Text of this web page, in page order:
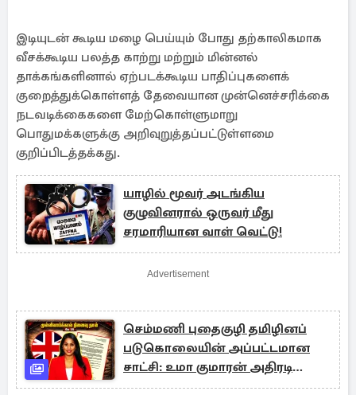
இடியுடன் கூடிய மழை பெய்யும் போது தற்காலிகமாக
வீசக்கூடிய பலத்த காற்று மற்றும் மின்னல்
தாக்கங்களினால் ஏற்படக்கூடிய பாதிப்புகளைக்
குறைத்துக்கொள்ளத் தேவையான முன்னெச்சரிக்கை
நடவடிக்கைகளை மேற்கொள்ளுமாறு
பொதுமக்களுக்கு அறிவுறுத்தப்பட்டுள்ளமை
குறிப்பிடத்தக்கது.
யாழில் மூவர் அடங்கிய
குழுவினரால் ஒருவர் மீது
சரமாரியான வாள் வெட்டு!
Advertisement
செம்மணி புதைகுழி தமிழினப்
படுகொலையின் அப்பட்டமான
சாட்சி: உமா குமாரன் அதிரடி
அறிக்கை